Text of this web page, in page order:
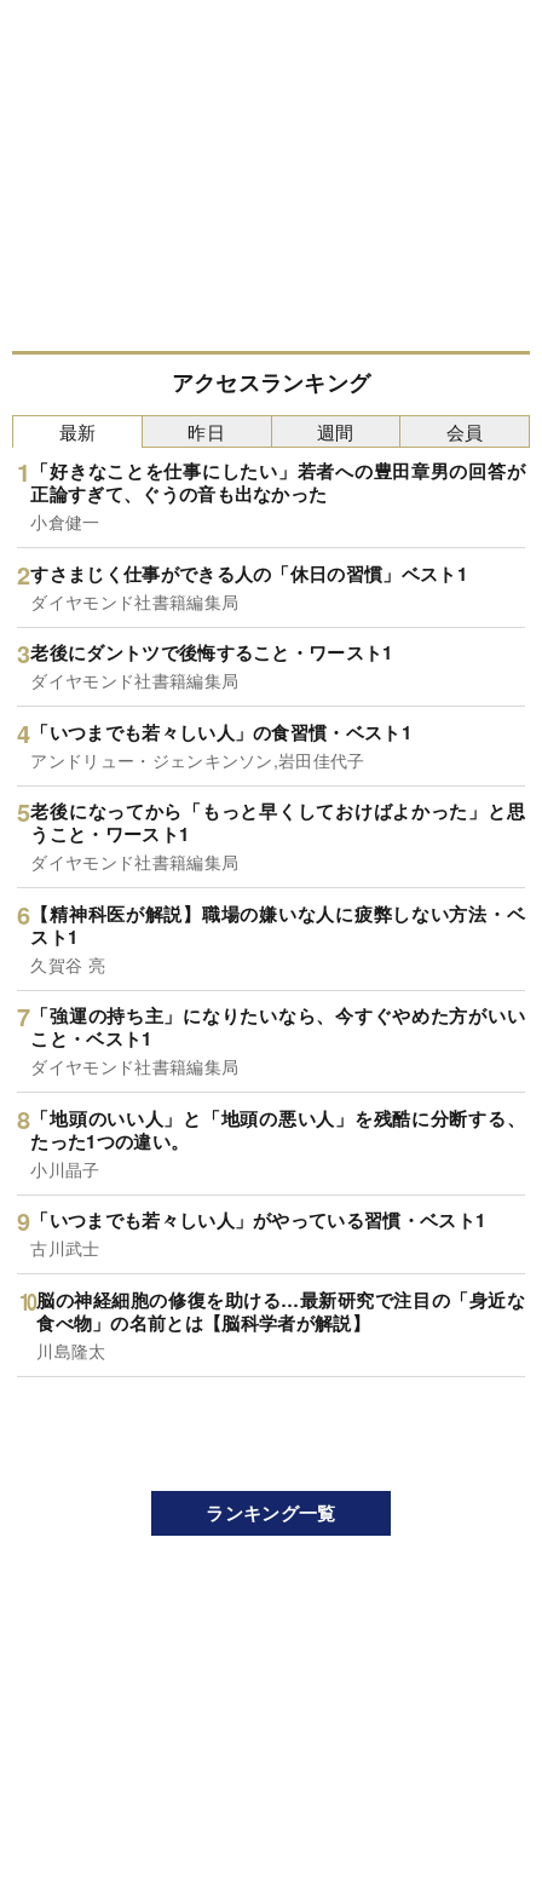
アクセスランキング
最新
「好きなことを仕事にしたい」若者への豊田章男の回答が
正論すぎて、ぐうの音も出なかった
小倉健一
すさまじく仕事ができる人の「休日の習慣」ベスト1
ダイヤモンド社書籍編集局
老後にダントツで後悔すること・ワースト1
ダイヤモンド社書籍編集局
「いつまでも若々しい人」の食習慣・ベスト1
アンドリュー・ジェンキンソン,岩田佳代子
老後になってから「もっと早くしておけばよかった」と思
うこと・ワースト1
ダイヤモンド社書籍編集局
【精神科医が解説】職場の嫌いな人に疲弊しない方法・ベ
スト1
久賀谷 亮
「強運の持ち主」になりたいなら、今すぐやめた方がいい
こと・ベスト1
ダイヤモンド社書籍編集局
「地頭のいい人」と「地頭の悪い人」を残酷に分断する、
たった1つの違い。
小川晶子
「いつまでも若々しい人」がやっている習慣・ベスト1
古川武士
脳の神経細胞の修復を助ける…最新研究で注目の「身近な
食べ物」の名前とは【脳科学者が解説】
川島隆太
昨日 週間 会員
ランキング一覧